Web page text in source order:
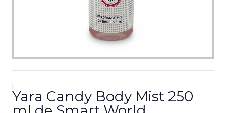
|
Yara Candy Body Mist 250